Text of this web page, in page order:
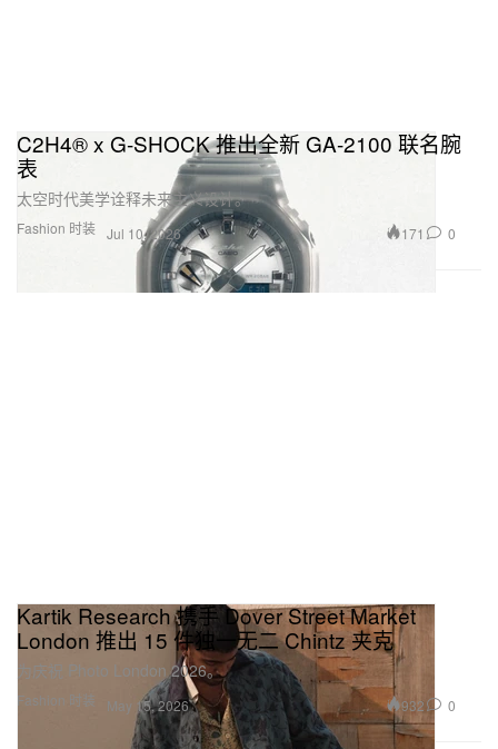
Fashion 时装
C2H4® x G-SHOCK 推出全新 GA-2100 联名腕
表
太空时代美学诠释未来主义设计。
Jul 10, 2026 171 0
Fashion 时装
Kartik Research 携手 Dover Street Market
London 推出 15 件独一无二 Chintz 夹克
为庆祝 Photo London 2026。
May 15, 2026 932 0